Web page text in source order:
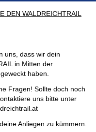
DEN WALDREICHTRAIL
uns, dass wir dein
in Mitten der
haben.
Fragen! Sollte doch noch
uns bitte unter
Anliegen zu kümmern.